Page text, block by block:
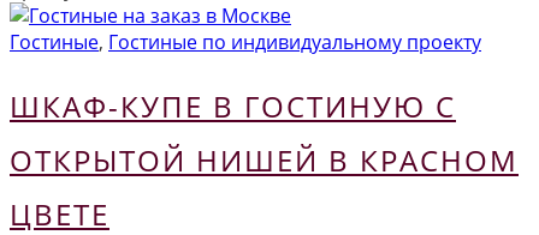
Гостиные, Гостиные по индивидуальному проекту
ШКАФ-КУПЕ В ГОСТИНУЮ С
ОТКРЫТОЙ НИШЕЙ В КРАСНОМ
ЦВЕТЕ